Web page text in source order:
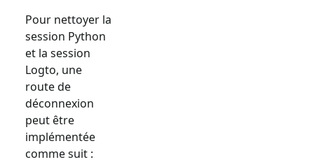
Pour nettoyer la
session Python
et la session
Logto, une
route de
déconnexion
peut être
implémentée
comme suit :